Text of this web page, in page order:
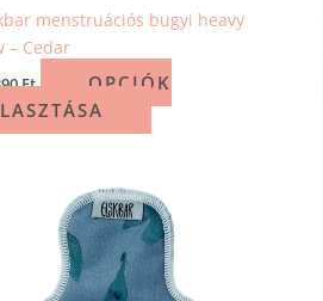
menstruációs bugyi heavy
– Cedar
Ft
OPCIÓK